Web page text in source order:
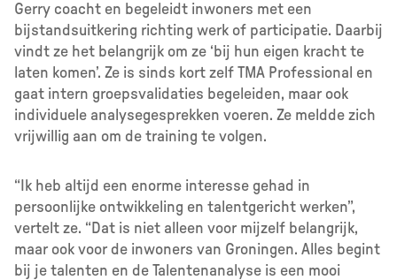
Gerry coacht en begeleidt inwoners met een
bijstandsuitkering richting werk of participatie. Daarbij
vindt ze het belangrijk om ze ‘bij hun eigen kracht te
laten komen’. Ze is sinds kort zelf TMA Professional en
gaat intern groepsvalidaties begeleiden, maar ook
individuele analysegesprekken voeren. Ze meldde zich
vrijwillig aan om de training te volgen.
“Ik heb altijd een enorme interesse gehad in
persoonlijke ontwikkeling en talentgericht werken”,
vertelt ze. “Dat is niet alleen voor mijzelf belangrijk,
maar ook voor de inwoners van Groningen. Alles begint
bij je talenten en de Talentenanalyse is een mooi